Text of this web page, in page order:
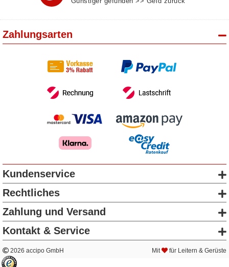
Zahlungsarten
Kundenservice
Rechtliches
Zahlung und Versand
Kontakt & Service
2026 accipo GmbH Mit für Leitern & Gerüste